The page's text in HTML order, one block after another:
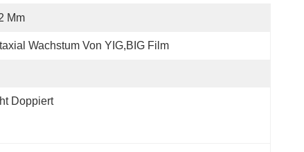
Mm
Wachstum Von YIG,BIG Film
Doppiert